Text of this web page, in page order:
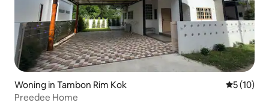
Woning in Tambon Rim Kok
5 (10)
Preedee Home